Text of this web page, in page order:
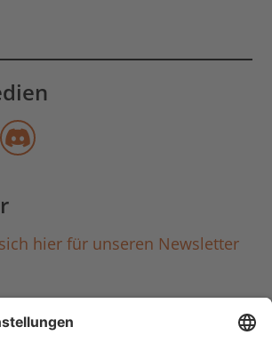
Stadtbibliothek auf
Stadtbibliothek auf
Stadtbibliothek
Münchner
hier für unseren Newsletter